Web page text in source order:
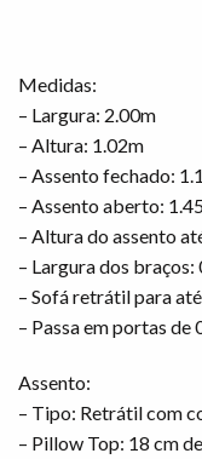
Medidas:
– Largura: 2.00m
– Altura: 1.02m
– Assento fechado:
– Assento aberto:
– Altura do assento
– Largura dos braços:
– Sofá retrátil para
– Passa em portas de
Assento:
– Tipo: Retrátil com
– Pillow Top: 18 cm